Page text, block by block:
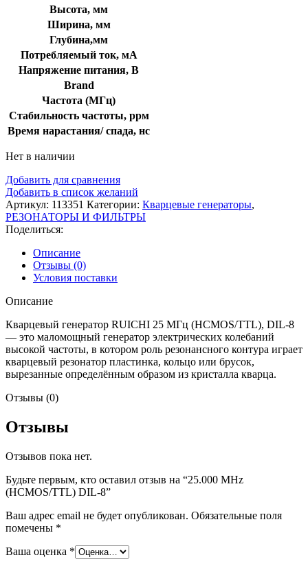
Высота, мм
Ширина, мм
Глубина,мм
Потребляемый ток, мА
Напряжение питания, В
Brand
Частота (МГц)
Стабильность частоты, ррм
Время нарастания/ спада, нс
Нет в наличии
Добавить для сравнения
Добавить в список желаний
Артикул: 113351 Категории: Кварцевые генераторы,
РЕЗОНАТОРЫ И ФИЛЬТРЫ
Поделиться:
Описание
Отзывы (0)
Условия поставки
Описание
Кварцевый генератор RUICHI 25 МГц (HCMOS/TTL), DIL-8
— это маломощный генератор электрических колебаний
высокой частоты, в котором роль резонансного контура играет
кварцевый резонатор пластинка, кольцо или брусок,
вырезанные определённым образом из кристалла кварца.
Отзывы (0)
Отзывы
Отзывов пока нет.
Будьте первым, кто оставил отзыв на “25.000 MHz
(HCMOS/TTL) DIL-8”
Ваш адрес email не будет опубликован. Обязательные поля
помечены *
Ваша оценка *